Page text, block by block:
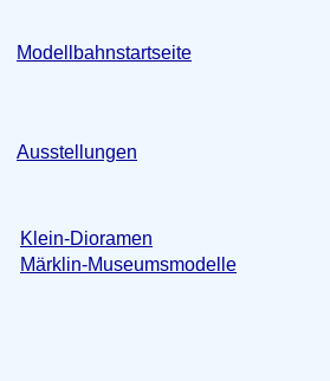
Modellbahnstartseite
Ausstellungen
Klein-Dioramen
Märklin-Museumsmodelle